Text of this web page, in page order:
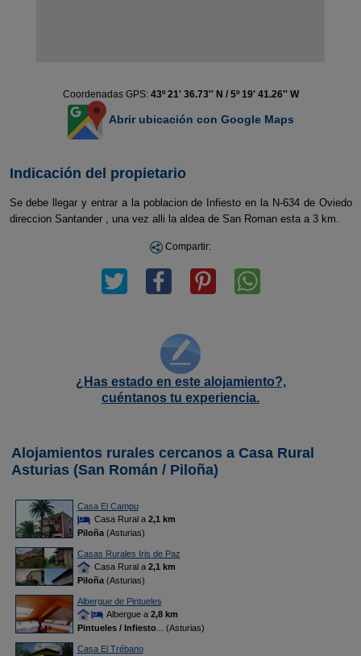
Coordenadas GPS: 43º 21' 36.73'' N / 5º 19' 41.26'' W
Abrir ubicación con Google Maps
Indicación del propietario
Se debe llegar y entrar a la poblacion de Infiesto en la N-634 de Oviedo
direccion Santander , una vez alli la aldea de San Roman esta a 3 km.
Compartir:
¿Has estado en este alojamiento?,
cuéntanos tu experiencia.
Alojamientos rurales cercanos a Casa Rural
Asturias (San Román / Piloña)
Casa El Campu
Casa Rural a 2,1 km
Piloña(Asturias)
Casas Rurales Iris de Paz
Casa Rural a 2,1 km
Piloña(Asturias)
Albergue de Pintueles
Albergue a 2,8 km
Pintueles / Infiesto... (Asturias)
Casa El Trébano